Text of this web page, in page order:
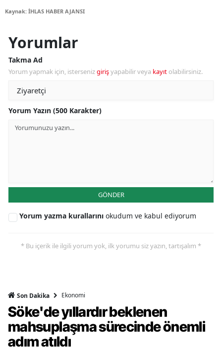
Kaynak: İHLAS HABER AJANSI
Yorumlar
Takma Ad
Yorum yapmak için, istersenizgirişyapabilir veya kayıt olabilirsiniz.
Yorum Yazın (500 Karakter)
GÖNDER
Yorum yazma kurallarını okudum ve kabul ediyorum
* Bu içerik ile ilgili yorum yok, ilk yorumu siz yazın, tartışalım *
Son Dakika Ekonomi
Söke'de yıllardır beklenen
mahsuplaşma sürecinde önemli
adım atıldı